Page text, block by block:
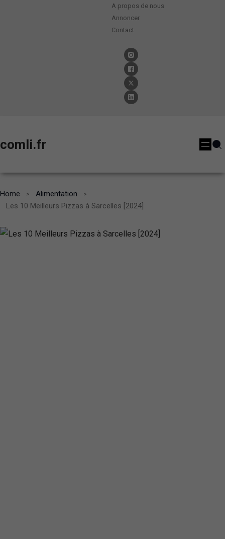
A propos de nous
Annoncer
Contact
comli.fr
Home
Alimentation
Les 10 Meilleurs Pizzas à Sarcelles [2024]